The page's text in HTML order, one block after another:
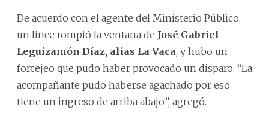
De acuerdo con el agente del Ministerio Público,
un lince rompió la ventana de José Gabriel
Leguizamón Díaz, alias La Vaca, y hubo un
forcejeo que pudo haber provocado un disparo. “La
acompañante pudo haberse agachado por eso
tiene un ingreso de arriba abajo”, agregó.